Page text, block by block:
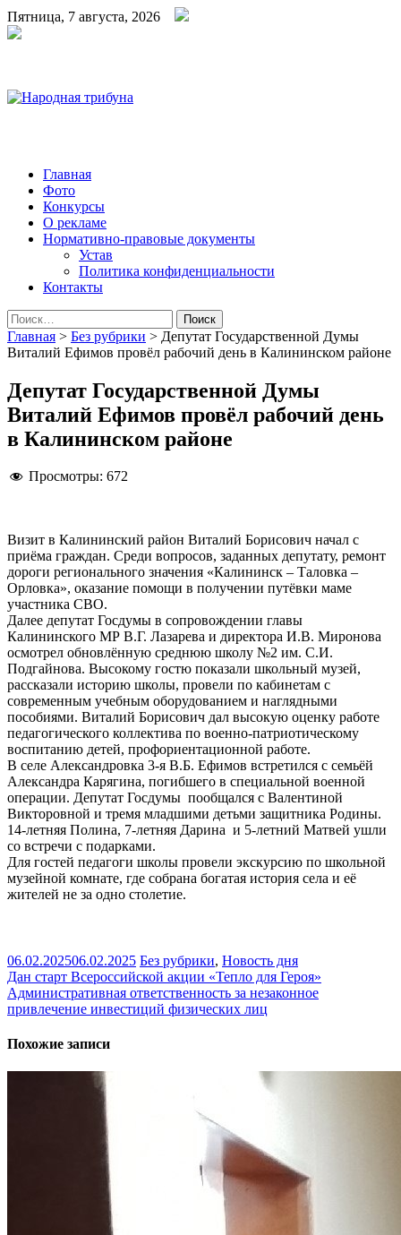
Пятница, 7 августа, 2026
Народная трибуна
Калининская районная газета
Главная
Фото
Конкурсы
О рекламе
Нормативно-правовые документы
Устав
Политика конфиденциальности
Контакты
Найти:
Главная > Без рубрики > Депутат Государственной Думы
Виталий Ефимов провёл рабочий день в Калининском районе
Депутат Государственной Думы
Виталий Ефимов провёл рабочий день
в Калининском районе
Просмотры: 672
Визит в Калининский район Виталий Борисович начал с
приёма граждан. Среди вопросов, заданных депутату, ремонт
дороги регионального значения «Калининск – Таловка –
Орловка», оказание помощи в получении путёвки маме
участника СВО.
Далее депутат Госдумы в сопровождении главы
Калининского МР В.Г. Лазарева и директора И.В. Миронова
осмотрел обновлённую среднюю школу №2 им. С.И.
Подгайнова. Высокому гостю показали школьный музей,
рассказали историю школы, провели по кабинетам с
современным учебным оборудованием и наглядными
пособиями. Виталий Борисович дал высокую оценку работе
педагогического коллектива по военно-патриотическому
воспитанию детей, профориентационной работе.
В селе Александровка 3-я В.Б. Ефимов встретился с семьёй
Александра Карягина, погибшего в специальной военной
операции. Депутат Госдумы пообщался с Валентиной
Викторовной и тремя младшими детьми защитника Родины.
14-летняя Полина, 7-летняя Дарина и 5-летний Матвей ушли
со встречи с подарками.
Для гостей педагоги школы провели экскурсию по школьной
музейной комнате, где собрана богатая история села и её
жителей не за одно столетие.
06.02.202506.02.2025 Без рубрики, Новость дня
Навигация
по
Дан старт Всероссийской акции «Тепло для Героя»
Административная ответственность за незаконное
привлечение инвестиций физических лиц
Похожие записи